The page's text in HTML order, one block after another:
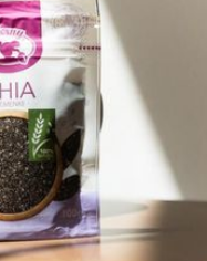
gdje priroda i
zdrave, ukusne